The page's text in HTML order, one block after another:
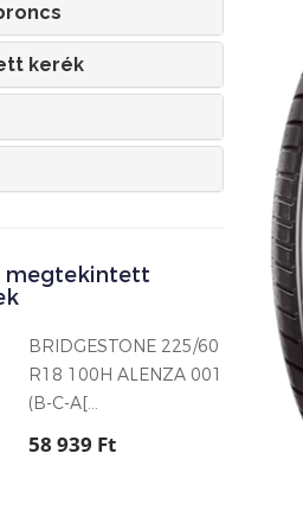
kerék
megtekintett
BRIDGESTONE 225/60
R18 100H ALENZA 001
(B-C-A[...
58 939 Ft